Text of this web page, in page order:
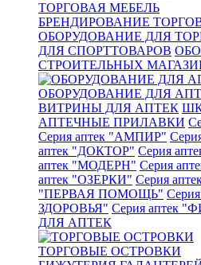
ТОРГОВАЯ МЕБЕЛЬ
БРЕНДИРОВАНИЕ
ОБОРУДОВАНИЕ ДЛЯ
ДЛЯ СПОРТТОВАРОВ
СТРОИТЕЛЬНЫХ
ОБОРУДОВАНИЕ ДЛЯ
ВИТРИНЫ ДЛЯ АПТЕК
АПТЕЧНЫЕ ПРИЛАВКИ
Серия аптек "АМПИР"
аптек "ДОКТОР" Серия
аптек "МОДЕРН" Серия
аптек "ОЗЕРКИ" Серия
"ПЕРВАЯ ПОМОЩЬ"
ЗДОРОВЬЯ" Серия аптек
ДЛЯ АПТЕК
ТОРГОВЫЕ ОСТРОВКИ